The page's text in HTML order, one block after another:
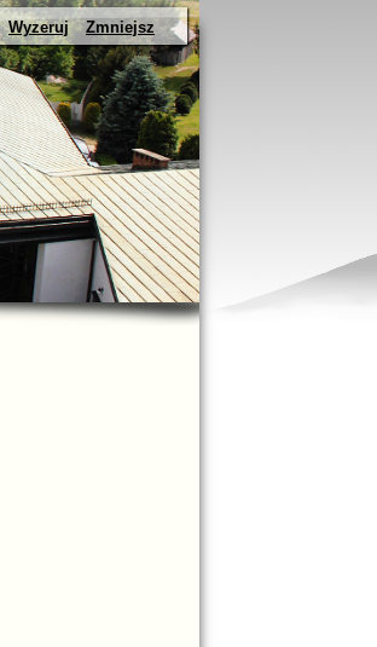
Wyzeruj Zmniejsz